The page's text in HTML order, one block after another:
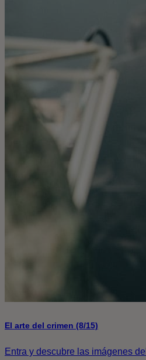
El arte del crimen (8/15)
Entra y descubre las imágenes